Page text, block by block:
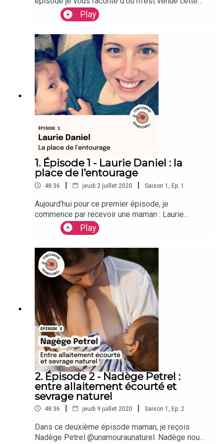
Charlotte
drôle d'idée de créer un podcast alors que je suis
ostéopathe. Je vous explique pourquoi cela me
semblait nécessaire, et ce que j'espère que
Milkshaker vous transmettra.
Play
1. Épisode 1 - Laurie Daniel : la
place de l’entourage
48:36 | jeudi 2 juillet 2020 | Saison 1 Ep. 1
Aujourd’hui pour ce premier épisode, je
commence par recevoir une maman : Laurie
Daniel. Laurie , c’est l’histoire de deux
allaitements qu’on qualifierait de plutôt faciles et
entourage. Elle nous explique avec son regard de
maman mais aussi de professionnelle comment
elle a vécu l’allaitement de ses bébés puis
bambins dans ...
Play
2. Épisode 2 - Nadège Petrel :
entre allaitement écourté et
sevrage naturel
48:36 | jeudi 9 juillet 2020 | Saison 1 Ep. 2
Dans ce deuxième épisode maman, je reçois
Nadège Petrel @unamouraunaturel. Nadège nous